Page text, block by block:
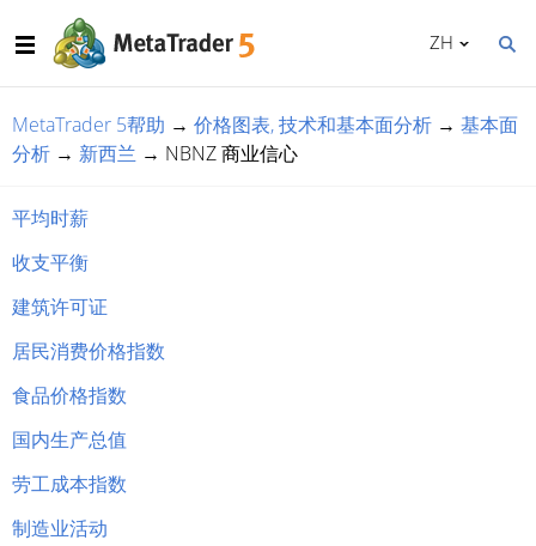
ZH
MetaTrader 5帮助 → 价格图表, 技术和基本面分析 → 基本面
分析 → 新西兰 → NBNZ 商业信心
平均时薪
收支平衡
建筑许可证
居民消费价格指数
食品价格指数
国内生产总值
劳工成本指数
制造业活动